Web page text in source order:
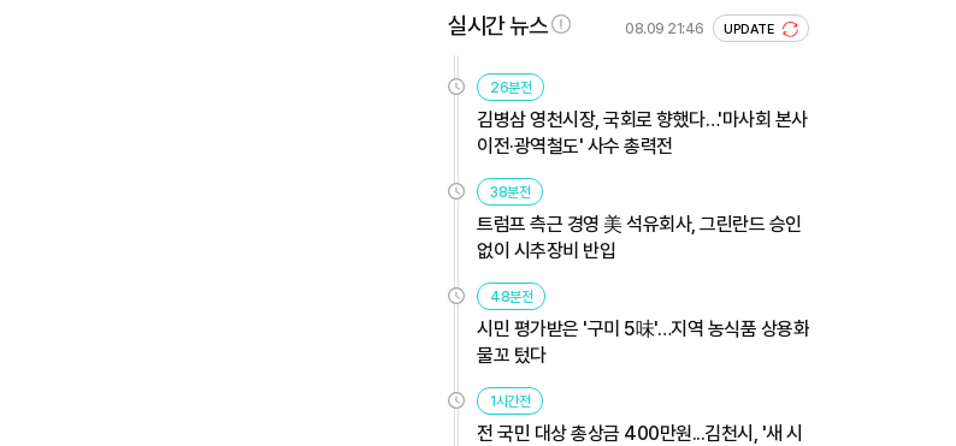
실시간 뉴스 08.09 21:46 UPDATE
26분전
김병삼 영천시장, 국회로 향했다…'마사회 본사
이전·광역철도' 사수 총력전
38분전
트럼프 측근 경영 美 석유회사, 그린란드 승인
없이 시추장비 반입
48분전
시민 평가받은 '구미 5味'…지역 농식품 상용화
물꼬 텄다
1시간전
전 국민 대상 총상금 400만원...김천시, '새 시